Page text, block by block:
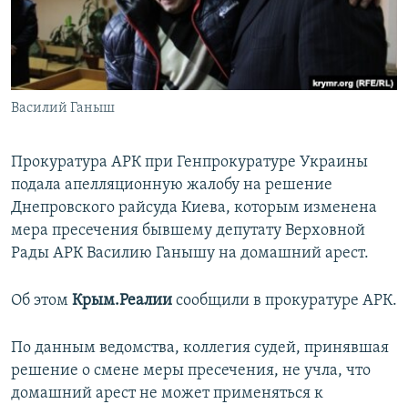
ПОБЕДИТЕЛЕЙ НЕ СУДЯТ?
КРЫМ.НЕПОКОРЕННЫЙ
ELIFBE
УКРАИНСКАЯ ПРОБЛЕМА КРЫМА
ПРИСОЕДИНЯЙТЕСЬ!
Василий Ганыш
Прокуратура АРК при Генпрокуратуре Украины
подала апелляционную жалобу на решение
Днепровского райсуда Киева, которым изменена
мера пресечения бывшему депутату Верховной
Рады АРК Василию Ганышу на домашний арест.
Об этом Крым.Реалии сообщили в прокуратуре АРК.
По данным ведомства, коллегия судей, принявшая
решение о смене меры пресечения, не учла, что
домашний арест не может применяться к